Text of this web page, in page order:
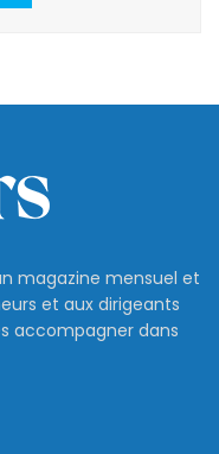
magazine mensuel et
et aux dirigeants
accompagner dans